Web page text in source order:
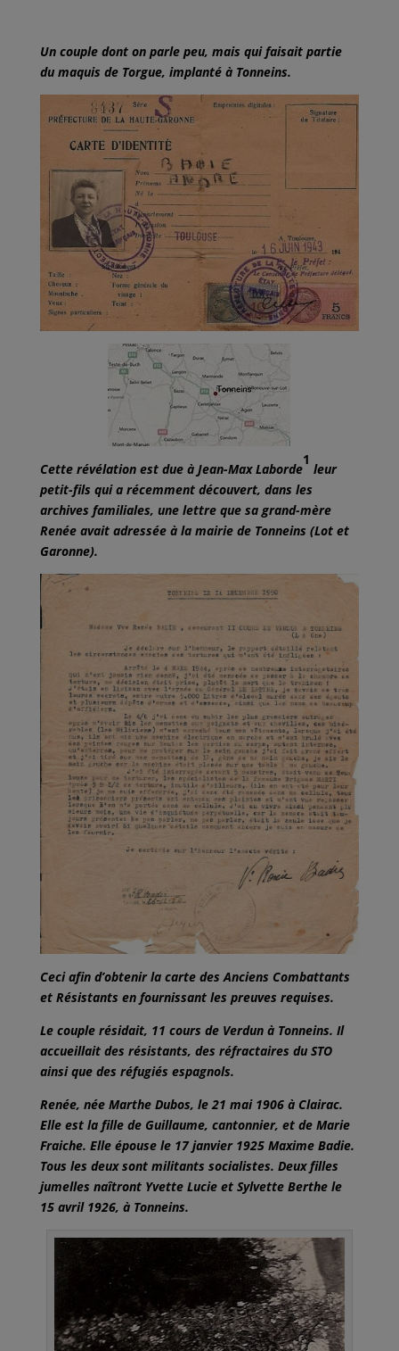
Un couple dont on parle peu, mais qui faisait partie
du maquis de Torgue, implanté à Tonneins.
Cette révélation est due à Jean-Max Laborde
1
leur
petit-fils qui a récemment découvert, dans les
archives familiales, une lettre que sa grand-mère
Renée avait adressée à la mairie de Tonneins (Lot et
Garonne).
Ceci afin d’obtenir la carte des Anciens Combattants
et Résistants en fournissant les preuves requises.
Le couple résidait, 11 cours de Verdun à Tonneins. Il
accueillait des résistants, des réfractaires du STO
ainsi que des réfugiés espagnols.
Renée, née Marthe Dubos, le 21 mai 1906 à Clairac.
Elle est la fille de Guillaume, cantonnier, et de Marie
Fraiche. Elle épouse le 17 janvier 1925 Maxime Badie.
Tous les deux sont militants socialistes. Deux filles
jumelles naîtront Yvette Lucie et Sylvette Berthe le
15 avril 1926, à Tonneins.